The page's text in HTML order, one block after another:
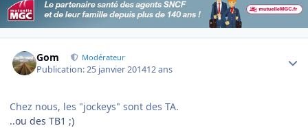
Gom Modérateur
Publication:25 janvier 201412 ans
Chez nous, les "jockeys" sont des TA.
..ou des TB1 ;)